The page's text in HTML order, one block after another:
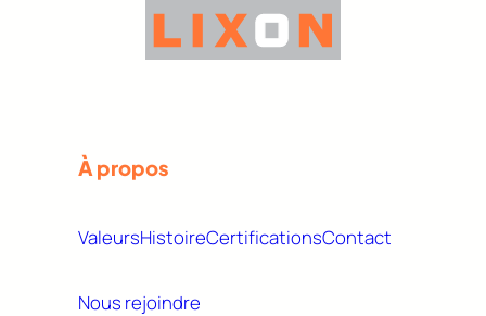
À propos
ValeursHistoireCertificationsContact
Nous rejoindre